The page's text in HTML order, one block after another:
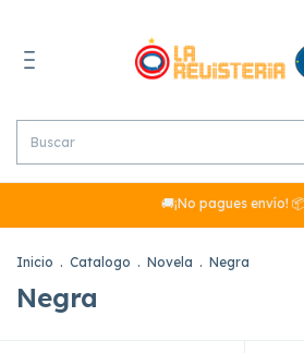
🚚¡No pagues envío! 📦 Hacé
Inicio . Catalogo . Novela . Negra
Negra